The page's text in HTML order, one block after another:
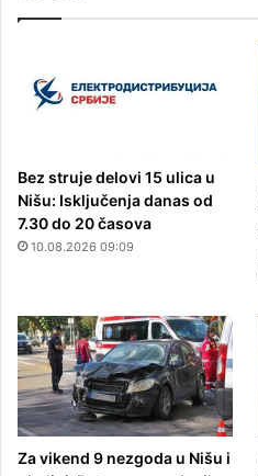
Bez struje delovi 15 ulica u
Nišu: Isključenja danas od
7.30 do 20 časova
10.08.2026 09:09
Za vikend 9 nezgoda u Nišu i